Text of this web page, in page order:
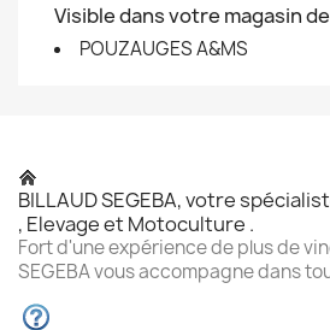
Visible dans votre magasin
POUZAUGES A&MS
BILLAUD SEGEBA, votre
, Elevage et Motoculture .
Fort d'une expérience de plus de
SEGEBA vous accompagne dans